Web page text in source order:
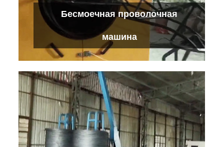
Машина для гвоздей на высокой
скорости
Проверьте детали
Бесмоечная проволочная
машина
Бесмоечная проволочная машина